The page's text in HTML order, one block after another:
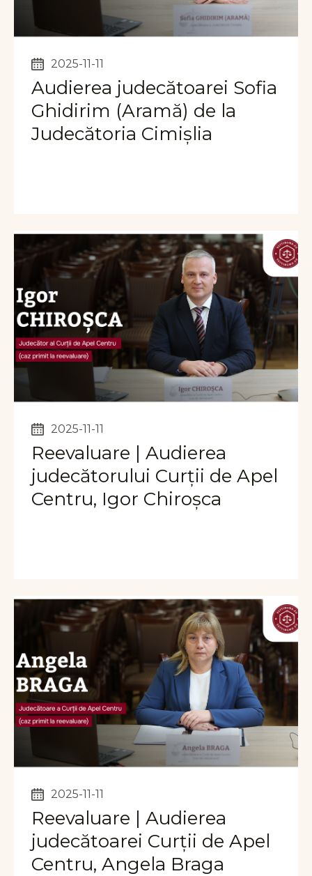
2025-11-11
Audierea judecătoarei Sofia
Ghidirim (Aramă) de la
Judecătoria Cimișlia
2025-11-11
Reevaluare | Audierea
judecătorului Curții de Apel
Centru, Igor Chiroșca
2025-11-11
Reevaluare | Audierea
judecătoarei Curții de Apel
Centru, Angela Braga